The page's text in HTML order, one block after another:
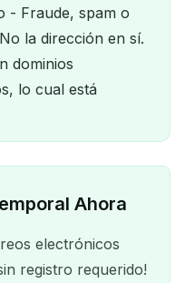
- Fraude, spam o
la dirección en sí.
dominios
lo cual está
Ahora
electrónicos
registro requerido!